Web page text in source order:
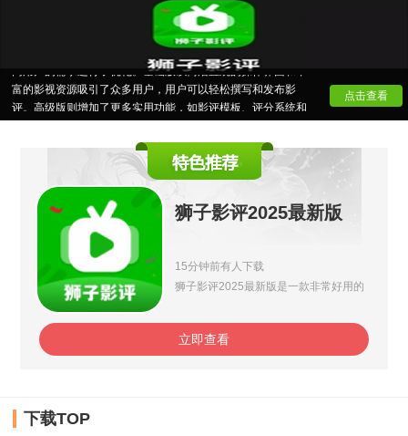
点击查看
狮子影评版本大全为电影爱好者和专业影评人提供了一个
全面且功能丰富的影视评论平台。从最初的基础版到如今的高
级版、专业版以及社区互动版等多个版本，每个版本都针对不
同用户的需求进行了优化。基础版以简洁直观的操作界面和丰
富的影视资源吸引了众多用户，用户可以轻松撰写和发布影
评。高级版则增加了更多实用功能，如影评模板、评分系统和
多平台同步，帮助用户更高效地进行影评创作。
狮子影评2025最新版
15分钟前有人下载
狮子影评2025最新版是一款非常好用的
畅观看，还可以直接一键免费投屏到电视
观看，有需要的话就快来下载试试吧。
立即查看
下载TOP